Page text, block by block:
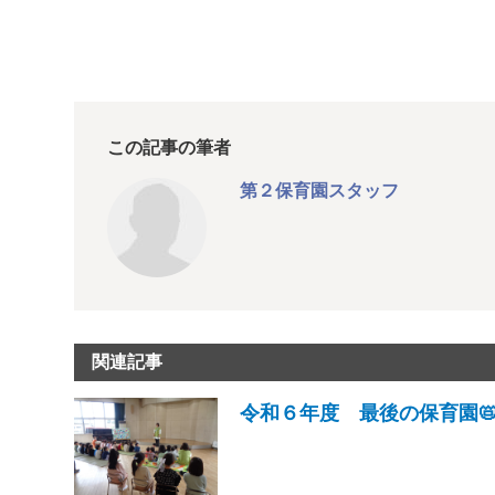
この記事の筆者
第２保育園スタッフ
関連記事
令和６年度 最後の保育園